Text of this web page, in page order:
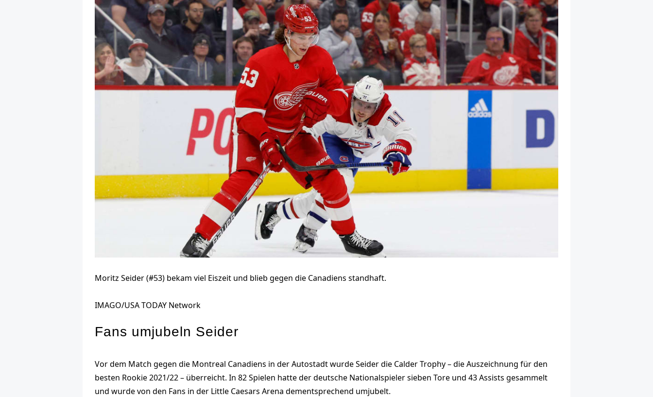
Moritz Seider (#53) bekam viel Eiszeit und blieb gegen die Canadiens standhaft.
IMAGO/USA TODAY Network
Fans umjubeln Seider
Vor dem Match gegen die Montreal Canadiens in der Autostadt wurde Seider die Calder Trophy – die Auszeichnung für den
besten Rookie 2021/22 – überreicht. In 82 Spielen hatte der deutsche Nationalspieler sieben Tore und 43 Assists gesammelt
und wurde von den Fans in der Little Caesars Arena dementsprechend umjubelt.